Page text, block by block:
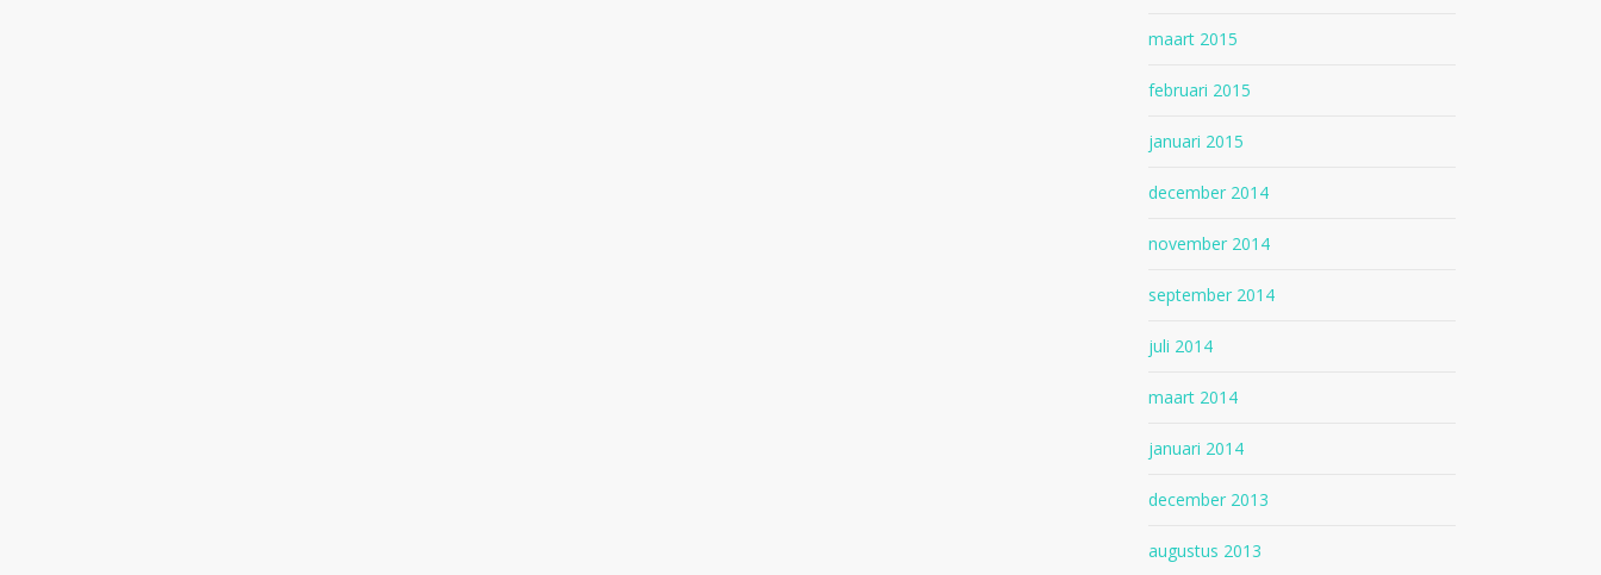
maart 2015
februari 2015
januari 2015
december 2014
november 2014
september 2014
juli 2014
maart 2014
januari 2014
december 2013
augustus 2013